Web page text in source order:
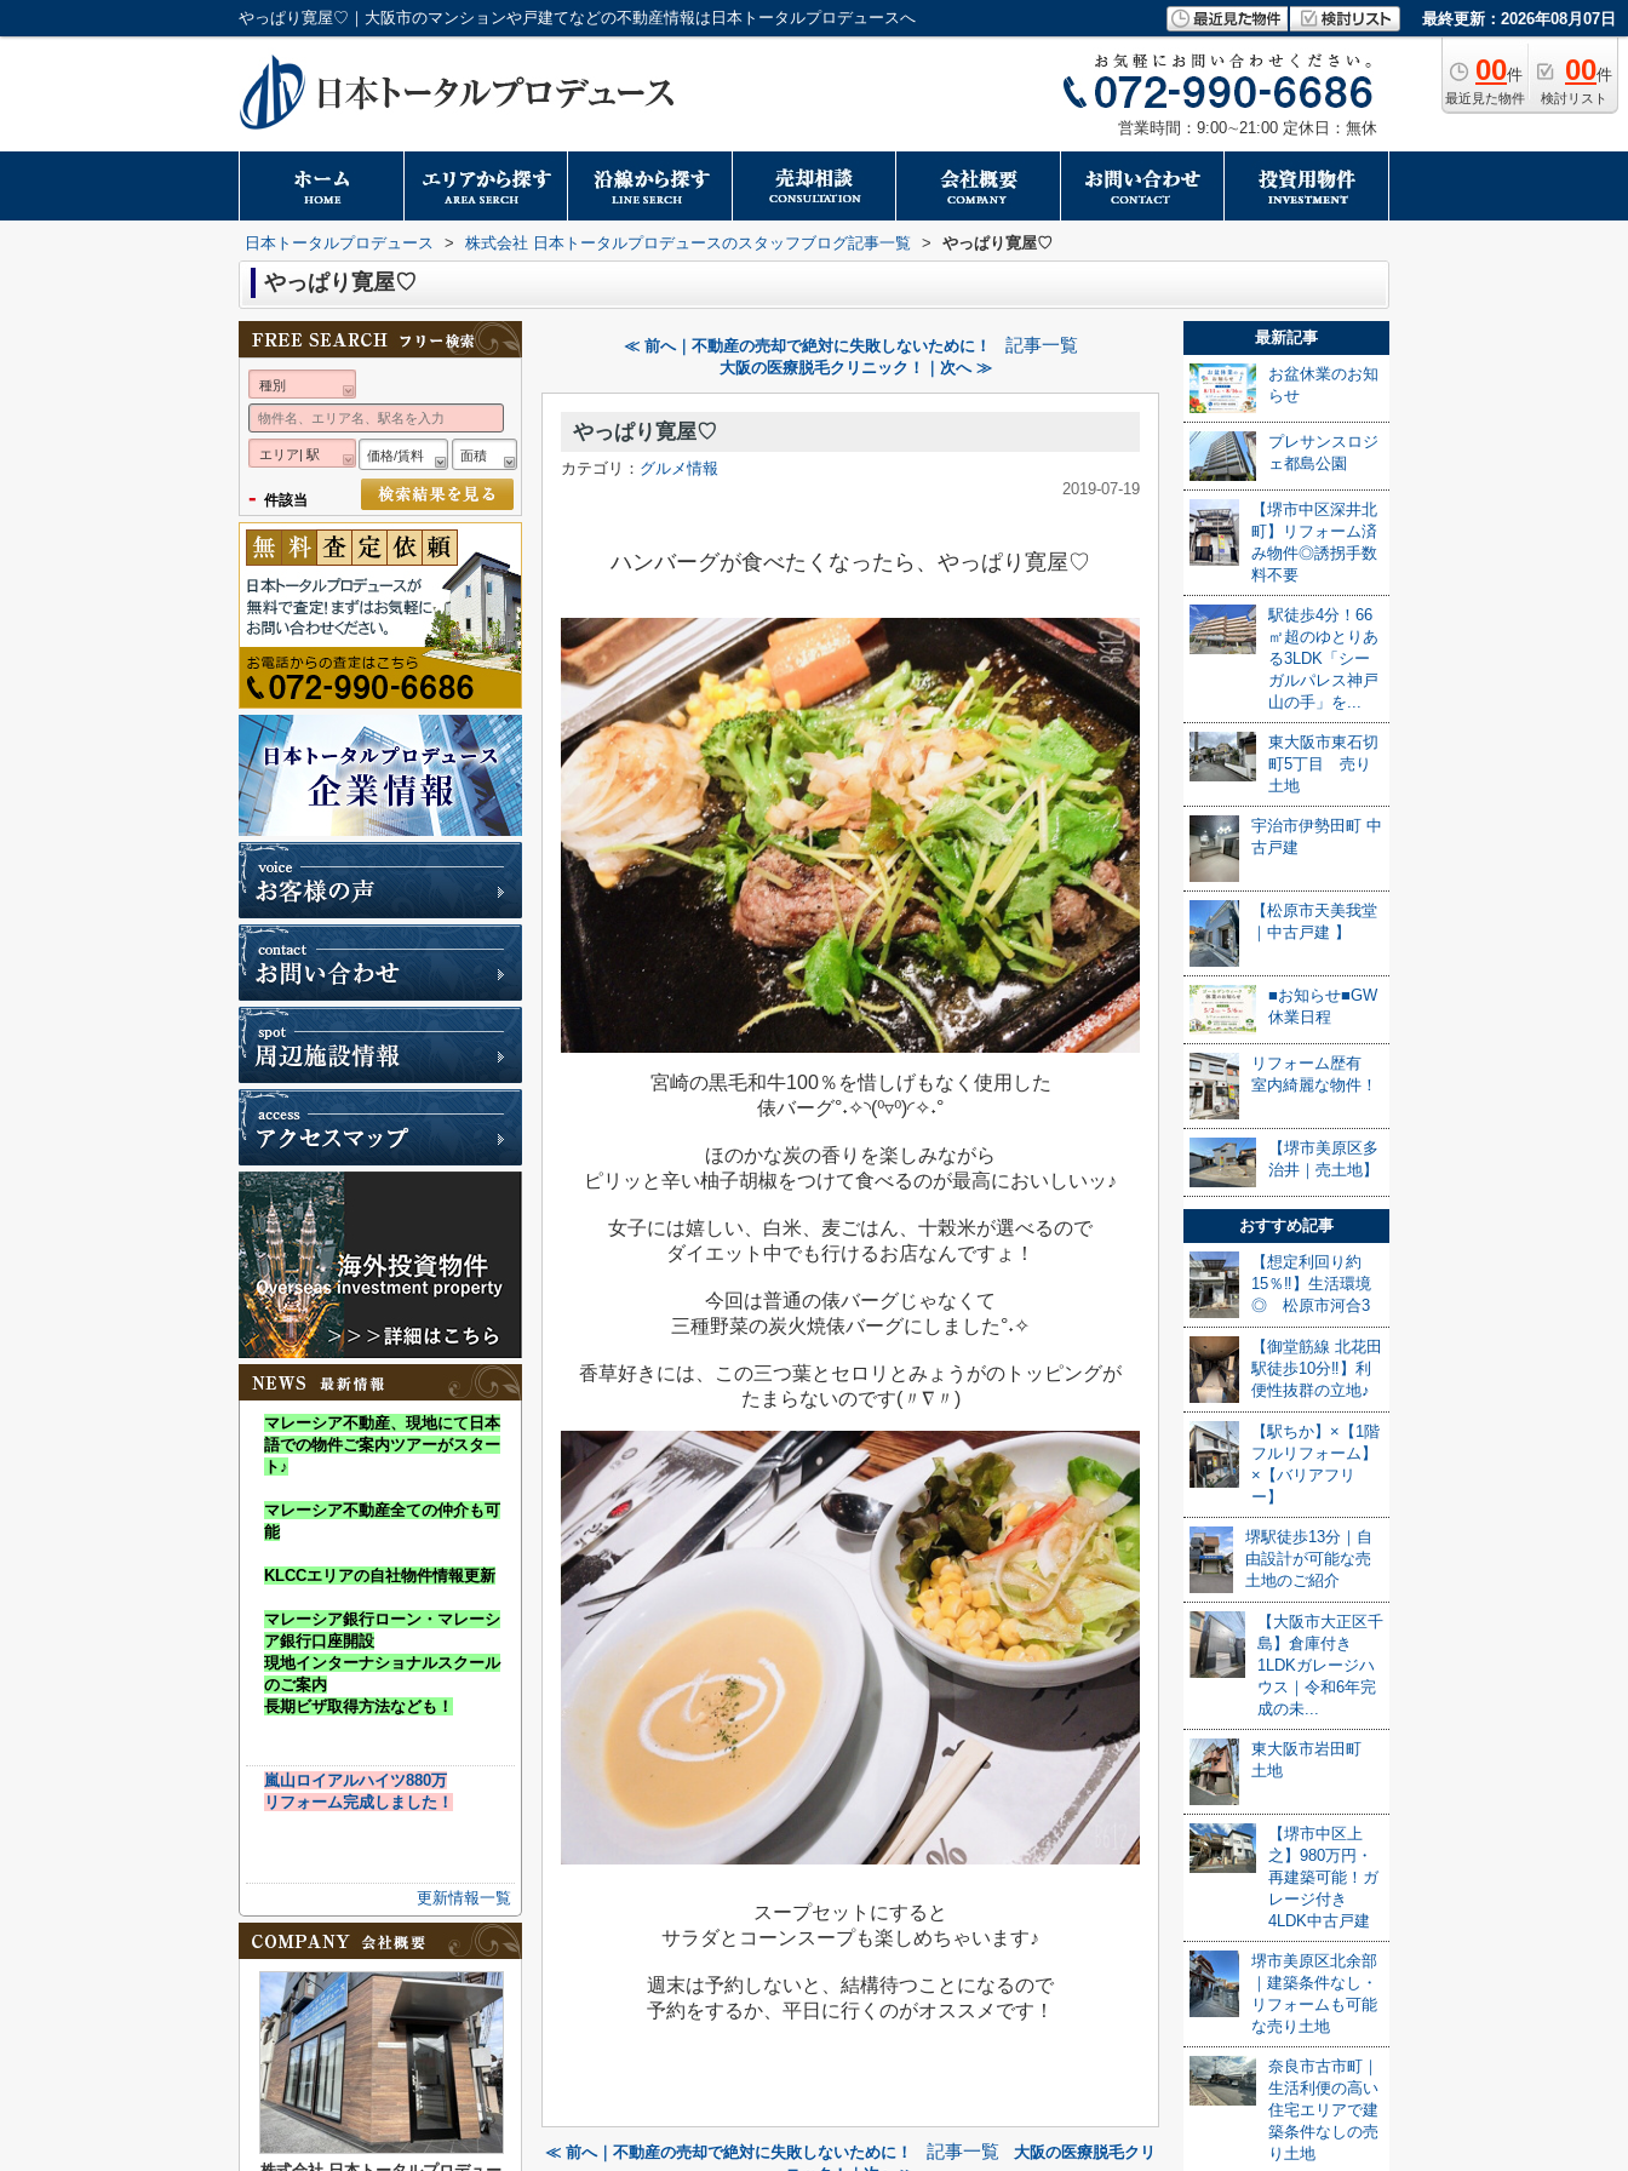
やっぱり寛屋♡｜大阪市のマンションや戸建てなどの不動産情報は日本トータルプロデュースへ 最終更新：2026年08月07日
00件
最近見た物件
00件
検討リスト
営業時間：9:00∼21:00 定休日：無休
日本トータルプロデュース > 株式会社 日本トータルプロデュースのスタッフブログ記事一覧 > やっぱり寛屋♡
やっぱり寛屋♡
≪ 前へ｜不動産の売却で絶対に失敗しないために！ 記事一覧
大阪の医療脱毛クリニック！｜次へ ≫
やっぱり寛屋♡
カテゴリ： グルメ情報
2019-07-19
ハンバーグが食べたくなったら、やっぱり寛屋♡
宮崎の黒毛和牛100％を惜しげもなく使用した
俵バーグ°˖✧◝(⁰▿⁰)◜✧˖°
ほのかな炭の香りを楽しみながら
ピリッと辛い柚子胡椒をつけて食べるのが最高においしいッ♪
女子には嬉しい、白米、麦ごはん、十榖米が選べるので
ダイエット中でも行けるお店なんですょ！
今回は普通の俵バーグじゃなくて
三種野菜の炭火焼俵バーグにしました°˖✧
香草好きには、この三つ葉とセロリとみょうがのトッピングが
たまらないのです(〃∇〃)
スープセットにすると
サラダとコーンスープも楽しめちゃいます♪
週末は予約しないと、結構待つことになるので
予約をするか、平日に行くのがオススメです！
≪ 前へ｜不動産の売却で絶対に失敗しないために！ 記事一覧
大阪の医療脱毛クリ
最新記事
お盆休業のお知
らせ
プレサンスロジ
ェ都島公園
【堺市中区深井北
町】リフォーム済
み物件◎誘拐手数
料不要
駅徒歩4分！66
㎡超のゆとりあ
る3LDK「シー
ガルパレス神戸
山の手」を...
東大阪市東石切
町5丁目 売り
土地
宇治市伊勢田町 中
古戸建
【松原市天美我堂
｜中古戸建 】
■お知らせ■GW
休業日程
リフォーム歴有
室内綺麗な物件！
【堺市美原区多
治井｜売土地】
おすすめ記事
【想定利回り約
15％‼】生活環境
◎ 松原市河合3
【御堂筋線 北花田
駅徒歩10分‼】利
便性抜群の立地♪
【駅ちか】×【1階
フルリフォーム】
×【バリアフリ
ー】
堺駅徒歩13分｜自
由設計が可能な売
土地のご紹介
【大阪市大正区千
島】倉庫付き
1LDKガレージハ
ウス｜令和6年完
成の未...
東大阪市岩田町
土地
【堺市中区上
之】980万円・
再建築可能！ガ
レージ付き
4LDK中古戸建
堺市美原区北余部
｜建築条件なし・
リフォームも可能
な売り土地
奈良市古市町｜
生活利便の高い
住宅エリアで建
築条件なしの売
り土地
種別
エリア| 駅 価格/賃料 面積
- 件該当
マレーシア不動産、現地にて日本
語での物件ご案内ツアーがスター
ト♪
マレーシア不動産全ての仲介も可
能
KLCCエリアの自社物件情報更新
マレーシア銀行ローン・マレーシ
ア銀行口座開設
現地インターナショナルスクール
のご案内
長期ビザ取得方法なども！
嵐山ロイアルハイツ880万
リフォーム完成しました！
更新情報一覧